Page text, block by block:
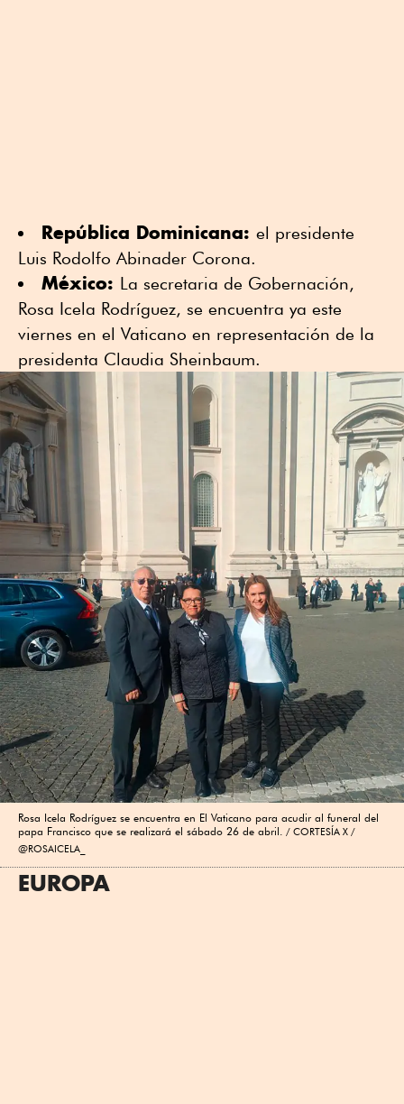
República Dominicana: el presidente
Luis Rodolfo Abinader Corona.
México: La secretaria de Gobernación,
Rosa Icela Rodríguez, se encuentra ya este
viernes en el Vaticano en representación de la
presidenta Claudia Sheinbaum.
Rosa Icela Rodríguez se encuentra en El Vaticano para acudir al funeral del
papa Francisco que se realizará el sábado 26 de abril.
CORTESÍA X /
@ROSAICELA_
EUROPA